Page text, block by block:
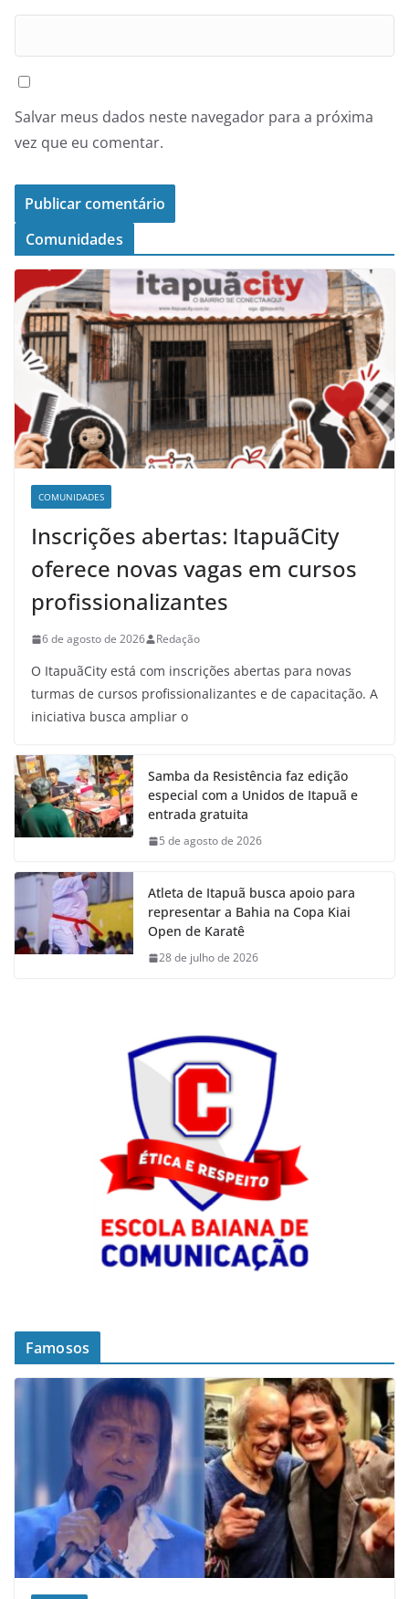
Salvar meus dados neste navegador para a próxima
vez que eu comentar.
Comunidades
COMUNIDADES
Inscrições abertas: ItapuãCity
oferece novas vagas em cursos
profissionalizantes
6 de agosto de 2026 Redação
O ItapuãCity está com inscrições abertas para novas
turmas de cursos profissionalizantes e de capacitação. A
iniciativa busca ampliar o
Samba da Resistência faz edição
especial com a Unidos de Itapuã e
entrada gratuita
5 de agosto de 2026
Atleta de Itapuã busca apoio para
representar a Bahia na Copa Kiai
Open de Karatê
28 de julho de 2026
Famosos